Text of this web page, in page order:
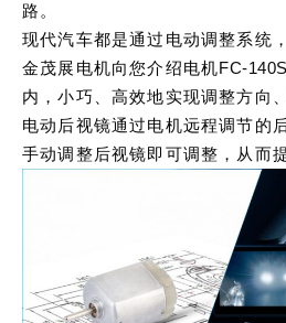
路。
现代汽车都是通过电动调整系统
金茂展电机向您介绍电机FC-
内，小巧、高效地实现调整方向
电动后视镜通过电机远程调节的
手动调整后视镜即可调整，从而